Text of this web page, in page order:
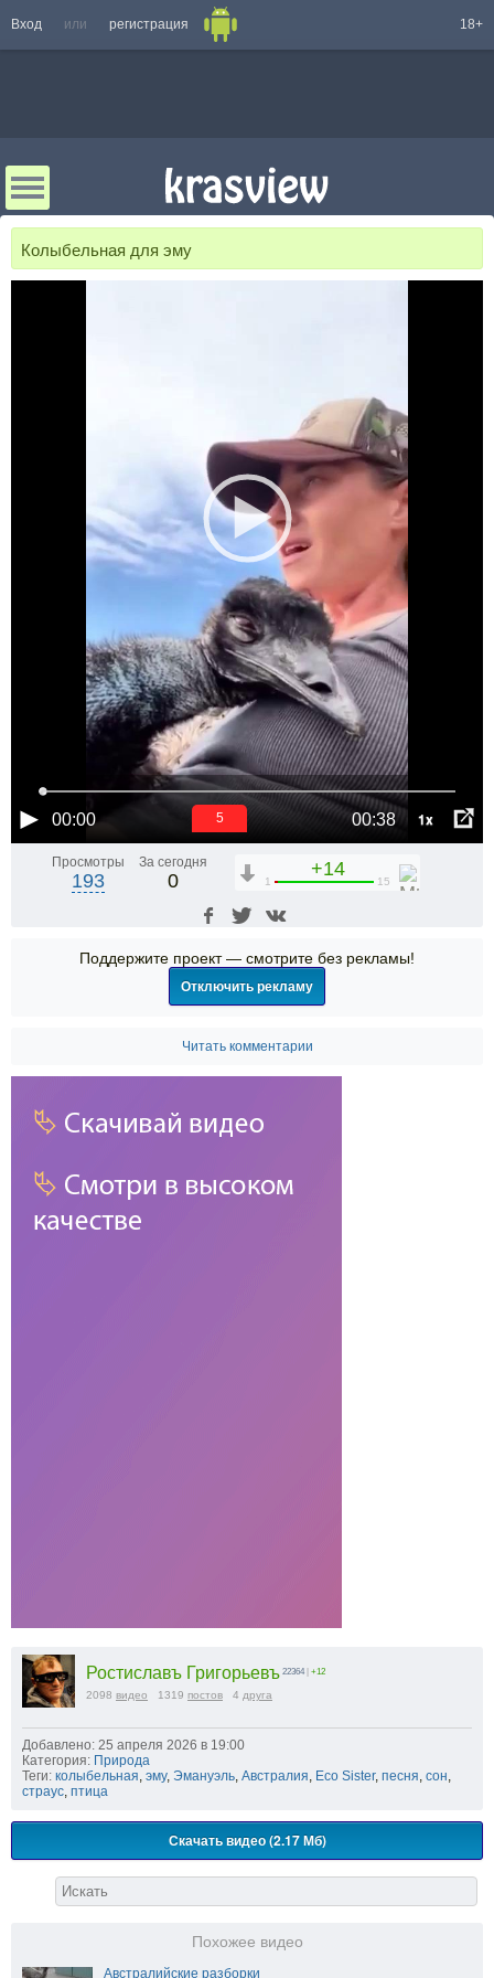
Вход или регистрация 18+
Колыбельная для эму
00:00 00:38 1x
5
Просмотры
193
За сегодня
0
+14
1 15
Поддержите проект — смотрите без рекламы!
Отключить рекламу
Читать комментарии
Ростиславъ Григорьевъ 22364 | +12
2098 видео 1319 постов 4 друга
Добавлено: 25 апреля 2026 в 19:00
Категория: Природа
Теги: колыбельная эму, Эмануэль Австралия Eco Sister, песня сон
страус птица
Скачать видео (2.17 Мб)
Похожее видео
Австралийские разборки